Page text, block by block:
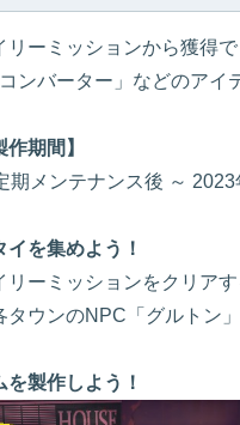
リーミッションから獲得
ンバーター」などのアイ
期間】
期メンテナンス後 ～
を集めよう！
リーミッションをクリア
タウンのNPC「グルトン
製作しよう！